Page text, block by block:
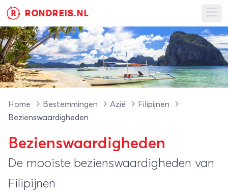
R RONDREIS.NL
Home Bestemmingen Azië
Filipijnen
Bezienswaardigheden
Bezienswaardigheden
De mooiste bezienswaardigheden van
Filipijnen